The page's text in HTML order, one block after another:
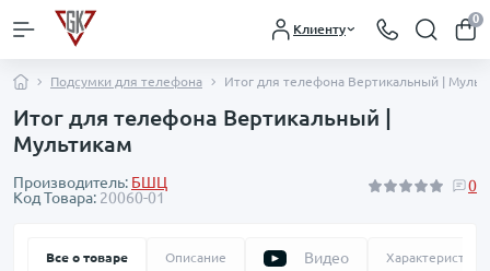
Клиенту
0
Подсумки для телефона Итог для телефона Вертикальный |
Итог для телефона Вертикальный |
Мультикам
Производитель: БШЦ
Код Товара: 20060-01
0
Все о товаре Описание Видео Характеристики